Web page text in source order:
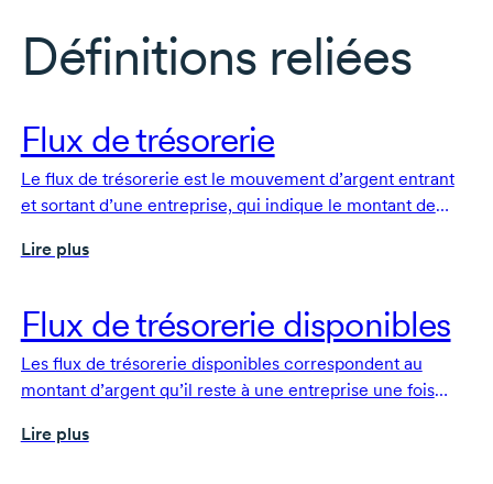
Définitions reliées
Flux de trésorerie
Le flux de trésorerie est le mouvement d’argent entrant
et sortant d’une entreprise, qui indique le montant de
précise.
Lire plus
Flux de trésorerie disponibles
Les flux de trésorerie disponibles correspondent au
montant d’argent qu’il reste à une entreprise une fois
dépenses en immobilisations. Ils sont généralement
Lire plus